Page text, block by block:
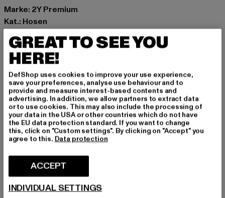
Marke: 2Y Premium
Kat.: Hosen
Farbe: grau
Hersteller Farbe: grey
Materialzusammensetzung: 70% Baumwolle, 27%
Polyester, 3% Elasthan
Art.Nr: P1044CPP-00111
Hersteller: 2Y Premium GmbH |info@2y-studios.com
Hollefeldstraße 16 | 48282 Emsdetten | DE
GRÖSSE & PASSFORM
PFLEGEHINWEISE
GREAT TO SEE YOU
HERE!
DefShop uses cookies to improve your use experience,
save your preferences, analyse use behaviour and to
provide and measure interest-based contents and
advertising. In addition, we allow partners to extract data
or to use cookies. This may also include the processing of
your data in the USA or other countries which do not have
the EU data protection standard. If you want to change
this, click on "Custom settings". By clicking on "Accept" you
agree to this. Data protection
ACCEPT
INDIVIDUAL SETTINGS